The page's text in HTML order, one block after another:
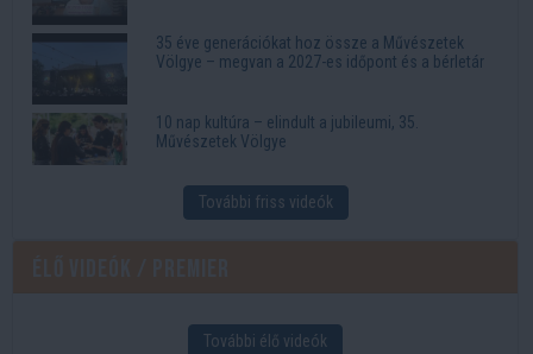
35 éve generációkat hoz össze a Művészetek
Völgye – megvan a 2027-es időpont és a bérletár
10 nap kultúra – elindult a jubileumi, 35.
Művészetek Völgye
További friss videók
További élő videók